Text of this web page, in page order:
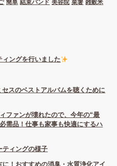
簡単 結束バンド 美容院 菜箸 雑穀米
ングを行いました
スのベストアルバムを聴くために
ファンが壊れたので、今年の“最
需品！仕事も家事も快適にするハ
ティングの様子
！おすすめの消臭・水質浄化アイ